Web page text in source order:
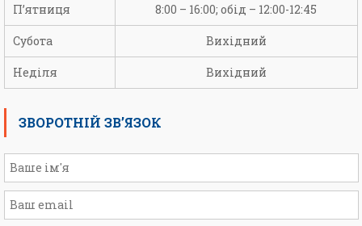
П’ятниця 8:00 – 16:00; обід – 12:00-12:45
Субота Вихідний
Неділя Вихідний
ЗВОРОТНІЙ ЗВ’ЯЗОК